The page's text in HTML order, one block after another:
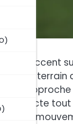
l’accent
de terrain
approche
et un